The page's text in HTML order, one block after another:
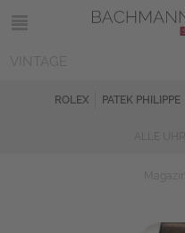
ROLEX PATEK PHILIPPE